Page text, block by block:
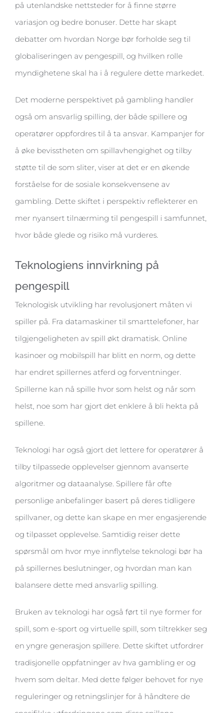
på utenlandske nettsteder for å finne større
variasjon og bedre bonuser. Dette har skapt
debatter om hvordan Norge bør forholde seg til
globaliseringen av pengespill, og hvilken rolle
myndighetene skal ha i å regulere dette markedet.
Det moderne perspektivet på gambling handler
også om ansvarlig spilling, der både spillere og
operatører oppfordres til å ta ansvar. Kampanjer for
å øke bevisstheten om spillavhengighet og tilby
støtte til de som sliter, viser at det er en økende
forståelse for de sosiale konsekvensene av
gambling. Dette skiftet i perspektiv reflekterer en
mer nyansert tilnærming til pengespill i samfunnet,
hvor både glede og risiko må vurderes.
Teknologiens innvirkning på
pengespill
Teknologisk utvikling har revolusjonert måten vi
spiller på. Fra datamaskiner til smarttelefoner, har
tilgjengeligheten av spill økt dramatisk. Online
kasinoer og mobilspill har blitt en norm, og dette
har endret spillernes atferd og forventninger.
Spillerne kan nå spille hvor som helst og når som
helst, noe som har gjort det enklere å bli hekta på
spillene.
Teknologi har også gjort det lettere for operatører å
tilby tilpassede opplevelser gjennom avanserte
algoritmer og dataanalyse. Spillere får ofte
personlige anbefalinger basert på deres tidligere
spillvaner, og dette kan skape en mer engasjerende
og tilpasset opplevelse. Samtidig reiser dette
spørsmål om hvor mye innflytelse teknologi bør ha
på spillernes beslutninger, og hvordan man kan
balansere dette med ansvarlig spilling.
Bruken av teknologi har også ført til nye former for
spill, som e-sport og virtuelle spill, som tiltrekker seg
en yngre generasjon spillere. Dette skiftet utfordrer
tradisjonelle oppfatninger av hva gambling er og
hvem som deltar. Med dette følger behovet for nye
reguleringer og retningslinjer for å håndtere de